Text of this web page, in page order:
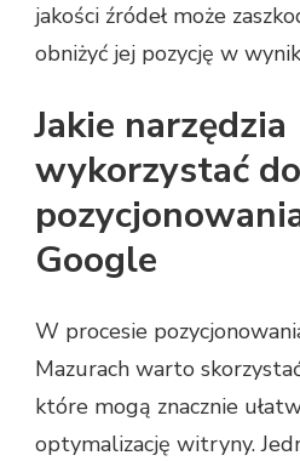
jakości źródeł może
obniżyć jej pozycję w
Jakie narzędzia
wykorzystać do
Google
W procesie
Mazurach warto
które mogą znacznie
optymalizację witryny.